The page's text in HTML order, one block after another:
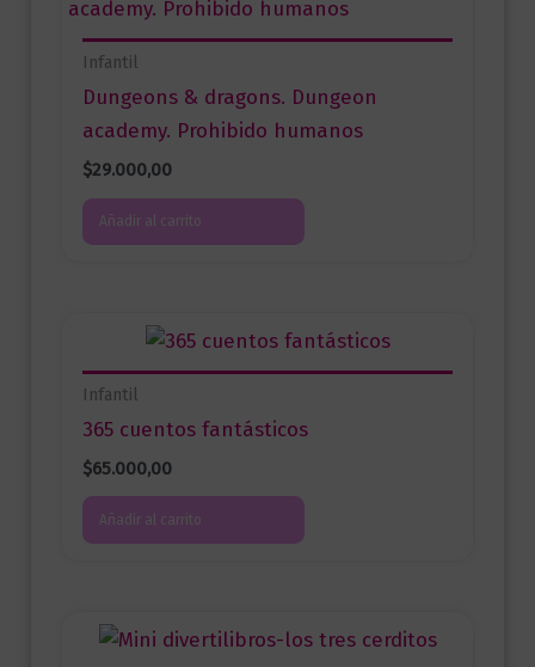
Infantil
Dungeons & dragons. Dungeon
academy. Prohibido humanos
$29.000,00
Añadir al carrito
Infantil
365 cuentos fantásticos
$65.000,00
Añadir al carrito